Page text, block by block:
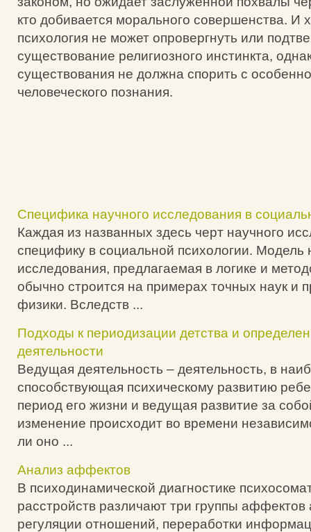
кто добивается морального совершенства. И
психология не может опровергнуть или
существование религиозного инстинкта,
существования не должна спорить с
человеческого познания.
Специфика научного исследования в
Каждая из названных здесь черт научного
специфику в социальной психологии. Модель
исследования, предлагаемая в логике и
обычно строится на примерах точных наук и
физики. Вследств ...
Подходы к периодизации детства и
деятельности
Ведущая деятельность – деятельность, в
способствующая психическому развитию
период его жизни и ведущая развитие за
изменение происходит во времени
ли оно ...
Анализ аффектов
В психодинамической диагностике
расстройств различают три группы
регуляции отношений, переработки